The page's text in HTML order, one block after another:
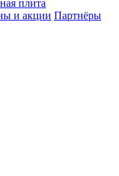
плита
и акции Партнёры